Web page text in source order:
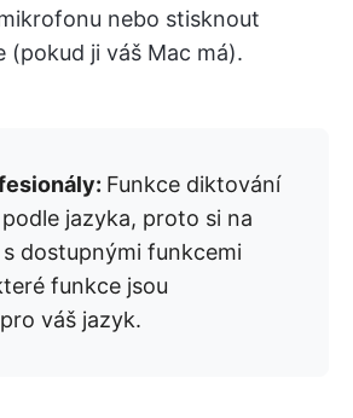
nebo stisknout
(pokud ji váš Mac má).
Funkce diktování
jazyka, proto si na
dostupnými funkcemi
funkce jsou
váš jazyk.